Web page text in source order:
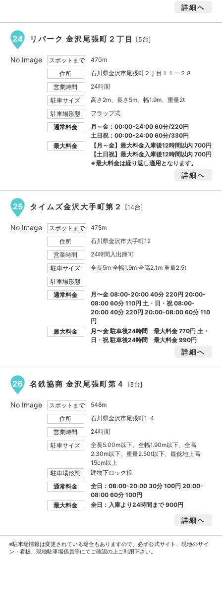
詳細へ
24 リパーク 金沢尾張町２丁目 [5台]
スポットまで
470m
住所
石川県金沢市尾張町２丁目１１ー２８
営業時間
24時間
駐車サイズ
高さ2m、長さ5m、幅1.9m、重量2t
駐車場形態
フラップ式
通常料金
月～金：00:00-24:00 60分/220円
土日祝：00:00-24:00 60分/330円
最大料金
【月～金】最大料金入庫後12時間以内700円
【土日祝】最大料金入庫後12時間以内700円
※最大料金は繰り返し適用となります。
詳細へ
No Image
25 タイムズ金沢大手町第２ [14台]
スポットまで
475m
住所
石川県金沢市大手町12
営業時間
24時間入出庫可
駐車サイズ
全長5m 全幅1.9m 全高2.1m 重量2.5t
駐車場形態
通常料金
月〜金 08:00-20:00 40分 220円 20:00-
08:00 60分 110円 土・日・祝 08:00-
20:00 40分 220円 20:00-08:00 60分 110
円
最大料金
月〜金 駐車後24時間 最大料金770円土・
日・祝 駐車後24時間 最大料金990円
詳細へ
No Image
26 名鉄協商 金沢尾張町第４ [3台]
スポットまで
548m
住所
石川県金沢市尾張町1-4
営業時間
24時間
駐車サイズ
全長5.00m以下、全幅1.90m以下、全高
2.30m以下、重量2.50t以下、最低地上高
15cm以上
駐車場形態
建物下ロック板
通常料金
全日：08:00-20:00 30分 100円 20:00-
08:00 60分 100円
最大料金
全日：入庫より24時間まで900円
詳細へ
No Image
※駐車場情報は変更されている場合もありますので、必ず公式サイト、現地のサイ
ン・看板、現地駐車場係員等にてご確認の上ご利用下さい。